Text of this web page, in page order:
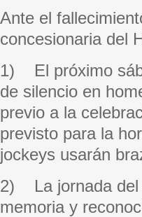
Ante el
concesionaria del
1) El próximo
de silencio en
previo a la
previsto para la
jockeys usarán
2) La jornada del
memoria y